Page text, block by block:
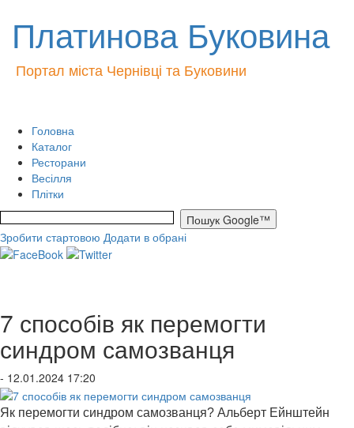
Платинова Буковина
Портал міста Чернівці та Буковини
Головна
Каталог
Ресторани
Весілля
Плітки
Зробити стартовою Додати в обрані
7 способів як перемогти
синдром самозванця
- 12.01.2024 17:20
Як перемогти синдром самозванця? Альберт Ейнштейн